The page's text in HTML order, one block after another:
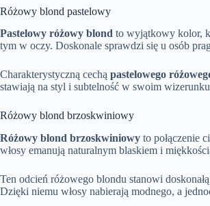
Różowy blond pastelowy
Pastelowy różowy blond to wyjątkowy kolor,
tym w oczy. Doskonale sprawdzi się u osób
Charakterystyczną cechą pastelowego
stawiają na styl i subtelność w swoim
Różowy blond brzoskwiniowy
Różowy blond brzoskwiniowy to połączenie
włosy emanują naturalnym blaskiem i
Ten odcień różowego blondu stanowi
Dzięki niemu włosy nabierają modnego, a